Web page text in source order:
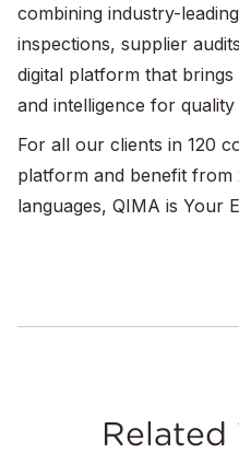
combining industry-
inspections, supplier
digital platform that
and intelligence for
For all our clients in 120
platform and benefit
languages, QIMA is Your
Related